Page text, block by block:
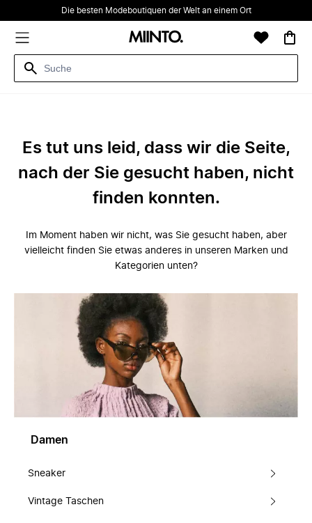
Die besten Modeboutiquen der Welt an einem Ort
Es tut uns leid, dass wir die Seite,
nach der Sie gesucht haben, nicht
finden konnten.
Im Moment haben wir nicht, was Sie gesucht haben, aber
vielleicht finden Sie etwas anderes in unseren Marken und
Kategorien unten?
Damen
Sneaker
Vintage Taschen